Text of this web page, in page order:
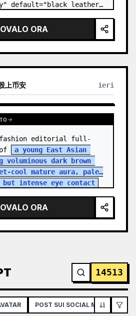
default="black leather…
ORA
上币安 ieri
fashion editorial full-
a young East Asian
voluminous dark brown
cool mature aura, pale
intense eye contact
ORA
14513
POST SUI SOCIAL MEDIA